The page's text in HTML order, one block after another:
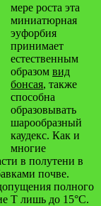
мере роста эта
миниатюрная
эуфорбия
принимает
естественным
образом вид
бонсая, также
способна
образовывать
шарообразный
каудекс. Как и
многие
в полутени в
почве.
полного
Т лишь до 15°C.